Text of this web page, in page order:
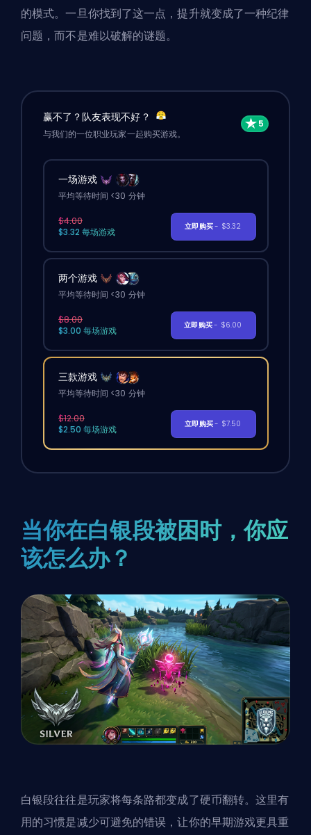
的模式。一旦你找到了这一点，提升就变成了一种纪律
问题，而不是难以破解的谜题。
赢不了？队友表现不好？
与我们的一位职业玩家一起购买游戏。
一场游戏
平均等待时间 <30 分钟
$4.00
$3.32 每场游戏
立即购买- $3.32
两个游戏
平均等待时间 <30 分钟
$8.00
$3.00 每场游戏
立即购买- $6.00
三款游戏
平均等待时间 <30 分钟
$12.00
$2.50 每场游戏
立即购买- $7.50
当你在白银段被困时，你应
该怎么办？
白银段往往是玩家将每条路都变成了硬币翻转。这里有
用的习惯是减少可避免的错误，让你的早期游戏更具重